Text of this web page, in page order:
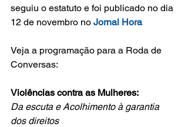
seguiu o estatuto e foi publicado no dia
12 de novembro no Jornal Hora
Veja a programação para a Roda de
Conversas:
Violências contra as Mulheres:
Da escuta e Acolhimento à garantia
dos direitos